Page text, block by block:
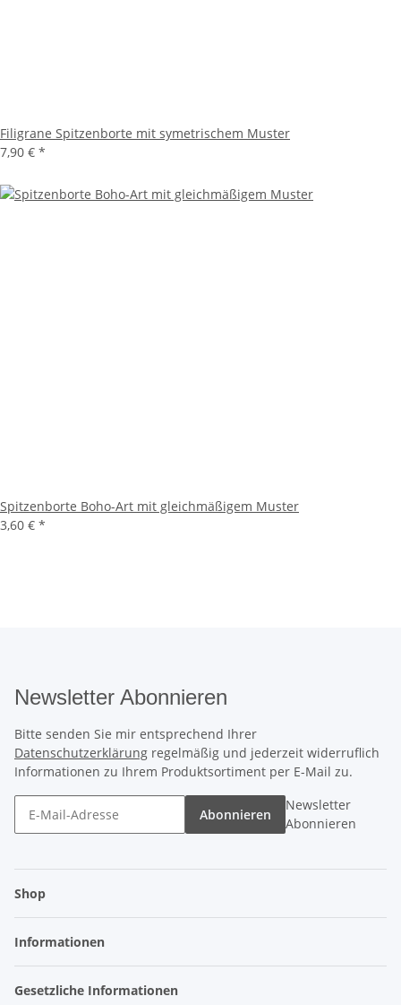
Filigrane Spitzenborte mit symetrischem Muster
7,90 € *
Spitzenborte Boho-Art mit gleichmäßigem Muster
3,60 € *
Newsletter Abonnieren
Bitte senden Sie mir entsprechend Ihrer
Datenschutzerklärung regelmäßig und jederzeit widerruflich
Informationen zu Ihrem Produktsortiment per E-Mail zu.
Abonnieren
Newsletter
Abonnieren
Shop
Informationen
Gesetzliche Informationen